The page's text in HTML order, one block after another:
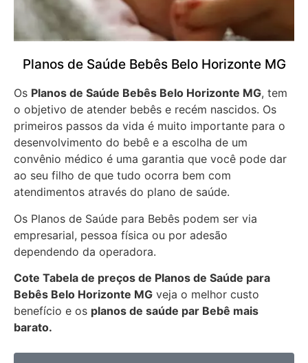
Planos de Saúde Bebês Belo Horizonte MG
Os Planos de Saúde Bebês Belo Horizonte MG, tem
o objetivo de atender bebês e recém nascidos. Os
primeiros passos da vida é muito importante para o
desenvolvimento do bebê e a escolha de um
convênio médico é uma garantia que você pode dar
ao seu filho de que tudo ocorra bem com
atendimentos através do plano de saúde.
Os Planos de Saúde para Bebês podem ser via
empresarial, pessoa física ou por adesão
dependendo da operadora.
Cote Tabela de preços de Planos de Saúde para
Bebês Belo Horizonte MG veja o melhor custo
benefício e os planos de saúde par Bebê mais
barato.